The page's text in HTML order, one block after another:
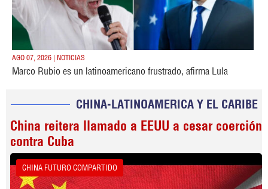
AGO 07, 2026 | NOTICIAS
Marco Rubio es un latinoamericano frustrado, afirma Lula
CHINA-LATINOAMERICA Y EL CARIBE
China reitera llamado a EEUU a cesar coerción
contra Cuba
CHINA FUTURO COMPARTIDO